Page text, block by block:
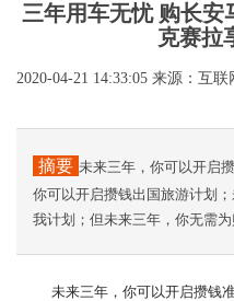
三年用车无忧 购长
克赛拉
2020-04-21 14:33:05 来源：互联
摘要 未来三年，你可以开启
你可以开启攒钱出国旅游计划
我计划；但未来三年，你无需为
未来三年，你可以开启攒钱